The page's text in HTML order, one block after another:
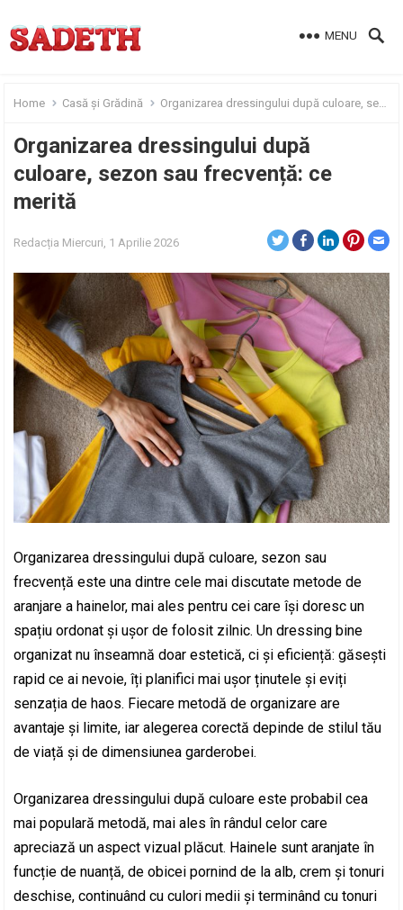
MENU
Home Casă și Grădină Organizarea dressingului după culoare, sezon sau frecvență: ce merită
Organizarea dressingului după
culoare, sezon sau frecvență: ce
merită
Redacția Miercuri, 1 Aprilie 2026
Organizarea dressingului după culoare, sezon sau
frecvență este una dintre cele mai discutate metode de
aranjare a hainelor, mai ales pentru cei care își doresc un
spațiu ordonat și ușor de folosit zilnic. Un dressing bine
organizat nu înseamnă doar estetică, ci și eficiență: găsești
rapid ce ai nevoie, îți planifici mai ușor ținutele și eviți
senzația de haos. Fiecare metodă de organizare are
avantaje și limite, iar alegerea corectă depinde de stilul tău
de viață și de dimensiunea garderobei.
Organizarea dressingului după culoare este probabil cea
mai populară metodă, mai ales în rândul celor care
apreciază un aspect vizual plăcut. Hainele sunt aranjate în
funcție de nuanță, de obicei pornind de la alb, crem și tonuri
deschise, continuând cu culori medii și terminând cu tonuri